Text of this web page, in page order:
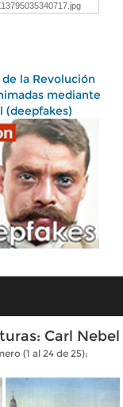
la Revolución
mediante
(deepfakes)
Carl Nebel
(1 al 24 de 25):